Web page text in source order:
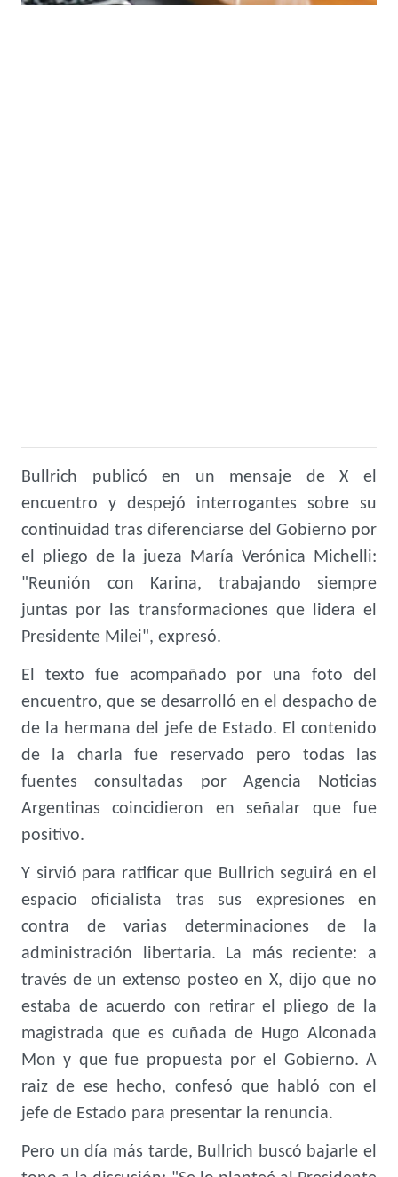
Bullrich publicó en un mensaje de X el
encuentro y despejó interrogantes sobre su
continuidad tras diferenciarse del Gobierno por
el pliego de la jueza María Verónica Michelli:
"Reunión con Karina, trabajando siempre
juntas por las transformaciones que lidera el
Presidente Milei", expresó.
El texto fue acompañado por una foto del
encuentro, que se desarrolló en el despacho de
de la hermana del jefe de Estado. El contenido
de la charla fue reservado pero todas las
fuentes consultadas por Agencia Noticias
Argentinas coincidieron en señalar que fue
positivo.
Y sirvió para ratificar que Bullrich seguirá en el
espacio oficialista tras sus expresiones en
contra de varias determinaciones de la
administración libertaria. La más reciente: a
través de un extenso posteo en X, dijo que no
estaba de acuerdo con retirar el pliego de la
magistrada que es cuñada de Hugo Alconada
Mon y que fue propuesta por el Gobierno. A
raiz de ese hecho, confesó que habló con el
jefe de Estado para presentar la renuncia.
Pero un día más tarde, Bullrich buscó bajarle el